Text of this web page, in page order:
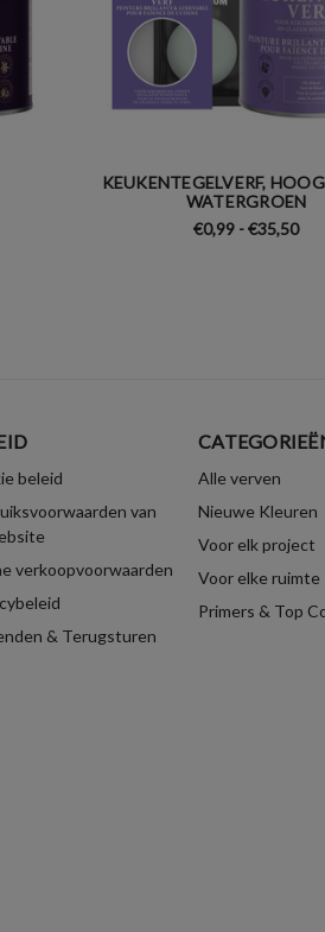
KEUKENTEGELVERF,
WATERGROEN
€0,99 - €35,50
beleid
van
verkoopvoorwaarden
& Terugsturen
Alle verven
Nieuwe Kleuren
Voor elk project
Voor elke ruimte
Primers & Top